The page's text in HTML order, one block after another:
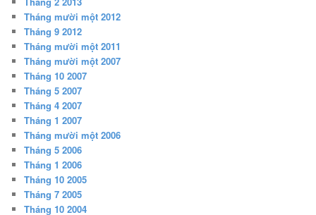
Tháng mười một 2012
Tháng 9 2012
Tháng mười một 2011
Tháng mười một 2007
Tháng 10 2007
Tháng 5 2007
Tháng 4 2007
Tháng 1 2007
Tháng mười một 2006
Tháng 5 2006
Tháng 1 2006
Tháng 10 2005
Tháng 7 2005
Tháng 10 2004